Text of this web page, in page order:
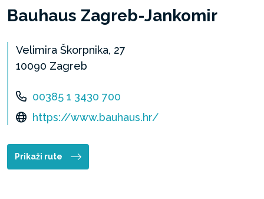
Bauhaus Zagreb-Jankomir
Velimira Škorpnika, 27
10090 Zagreb
00385 1 3430 700
https://www.bauhaus.hr/
Prikaži rute